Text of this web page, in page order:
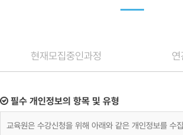
현재모집중인과정
필수 개인정보의 항목 및 유형
교육원은 수강신청을 위해 아래와 같은 개인정보를 수